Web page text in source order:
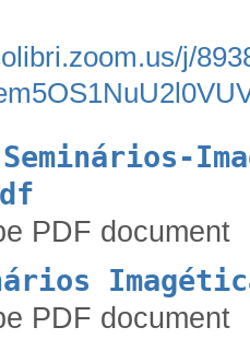
j/
PDF document
PDF document